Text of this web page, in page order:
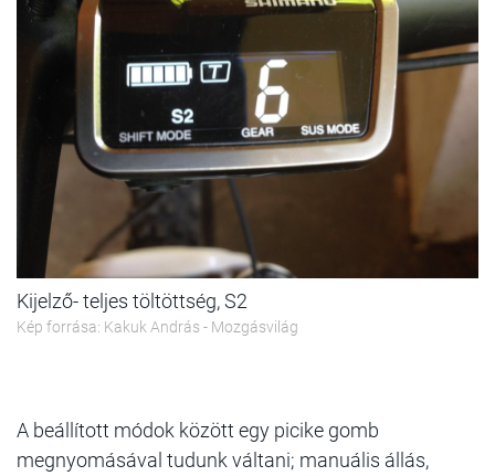
Kijelző- teljes töltöttség, S2
Kép forrása: Kakuk András - Mozgásvilág
A beállított módok között egy picike gomb
megnyomásával tudunk váltani; manuális állás,